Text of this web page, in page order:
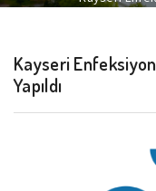
Kayseri
Yapıldı